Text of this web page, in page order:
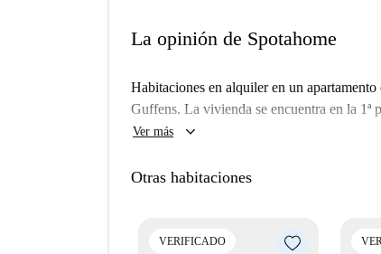
La opinión de Spotahome
Habitaciones en alquiler en un
Guffens. La vivienda se encuentra en la 1ª
Ver más keyboard_arrow_down
Otras habitaciones
VERIFICADO